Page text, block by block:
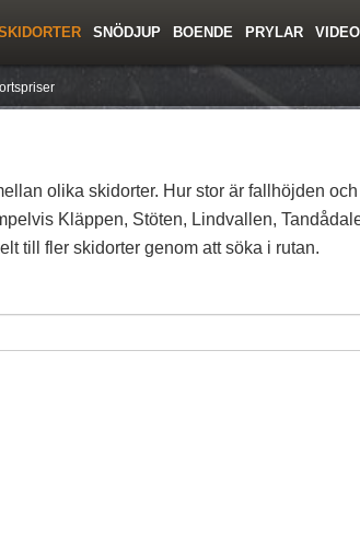
SNÖDJUP BOENDE PRYLAR VIDEO
olika skidorter. Hur stor är fallhöjden
Kläppen, Stöten, Lindvallen,
till fler skidorter genom att söka i rutan.